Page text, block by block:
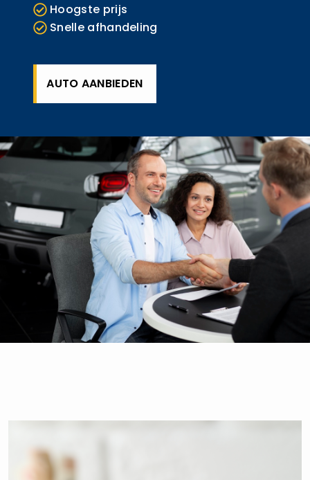
Hoogste prijs
Snelle afhandeling
AUTO AANBIEDEN